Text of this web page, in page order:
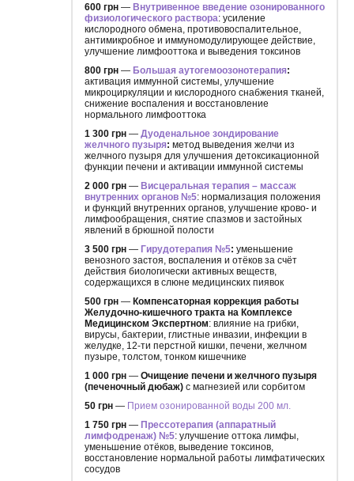
600 грн — Внутривенное введение озонированного
физиологического раствора: усиление
кислородного обмена, противовоспалительное,
антимикробное и иммуномодулирующее действие,
улучшение лимфооттока и выведения токсинов
800 грн — Большая аутогемоозонотерапия:
активация иммунной системы, улучшение
микроциркуляции и кислородного снабжения тканей,
снижение воспаления и восстановление
нормального лимфооттока
1 300 грн — Дуоденальное зондирование
желчного пузыря: метод выведения желчи из
желчного пузыря для улучшения детоксикационной
функции печени и активации иммунной системы
2 000 грн — Висцеральная терапия – массаж
внутренних органов №5: нормализация положения
и функций внутренних органов, улучшение крово- и
лимфообращения, снятие спазмов и застойных
явлений в брюшной полости
3 500 грн — Гирудотерапия №5: уменьшение
венозного застоя, воспаления и отёков за счёт
действия биологически активных веществ,
содержащихся в слюне медицинских пиявок
500 грн — Компенсаторная коррекция работы
Желудочно-кишечного тракта на Комплексе
Медицинском Экспертном: влияние на грибки,
вирусы, бактерии, глистные инвазии, инфекции в
желудке, 12-ти перстной кишки, печени, желчном
пузыре, толстом, тонком кишечнике
1 000 грн — Очищение печени и желчного пузыря
(печеночный дюбаж) с магнезией или сорбитом
50 грн — Прием озонированной воды 200 мл.
1 750 грн — Прессотерапия (аппаратный
лимфодренаж) №5: улучшение оттока лимфы,
уменьшение отёков, выведение токсинов,
восстановление нормальной работы лимфатических
сосудов